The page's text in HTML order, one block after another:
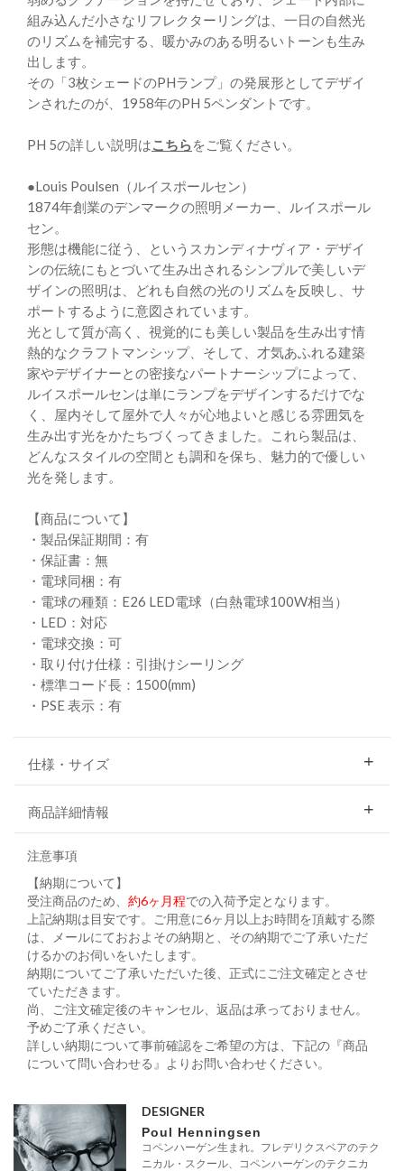
組み込んだ小さなリフレクターリングは、一日の自然光
のリズムを補完する、暖かみのある明るいトーンも生み
出します。
その「3枚シェードのPHランプ」の発展形としてデザイ
ンされたのが、1958年のPH 5ペンダントです。
PH 5の詳しい説明はこちらをご覧ください。
●Louis Poulsen（ルイスポールセン）
1874年創業のデンマークの照明メーカー、ルイスポール
セン。
形態は機能に従う、というスカンディナヴィア・デザイ
ンの伝統にもとづいて生み出されるシンプルで美しいデ
ザインの照明は、どれも自然の光のリズムを反映し、サ
ポートするように意図されています。
光として質が高く、視覚的にも美しい製品を生み出す情
熱的なクラフトマンシップ、そして、才気あふれる建築
家やデザイナーとの密接なパートナーシップによって、
ルイスポールセンは単にランプをデザインするだけでな
く、屋内そして屋外で人々が心地よいと感じる雰囲気を
生み出す光をかたちづくってきました。これら製品は、
どんなスタイルの空間とも調和を保ち、魅力的で優しい
光を発します。
【商品について】
・製品保証期間：有
・保証書：無
・電球同梱：有
・電球の種類：E26 LED電球（白熱電球100W相当）
・LED：対応
・電球交換：可
・取り付け仕様：引掛けシーリング
・標準コード長：1500(mm)
・PSE 表示：有
仕様・サイズ
商品詳細情報
注意事項
【納期について】
受注商品のため、 約6ヶ月程での入荷予定となります。
上記納期は目安です。ご用意に6ヶ月以上お時間を頂戴する際
は、メールにておおよその納期と、その納期でご了承いただ
けるかのお伺いをいたします。
納期についてご了承いただいた後、正式にご注文確定とさせ
ていただきます。
尚、ご注文確定後のキャンセル、返品は承っておりません。
予めご了承ください。
詳しい納期について事前確認をご希望の方は、下記の『商品
について問い合わせる』よりお問い合わせください。
DESIGNER
Poul Henningsen
コペンハーゲン生まれ。フレデリクスベアのテク
ニカル・スクール、コペンハーゲンのテクニカ